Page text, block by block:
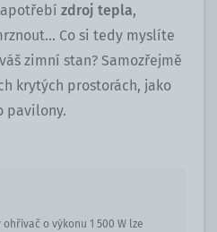
zdroj tepla,
Co si tedy myslíte
zimní stan? Samozřejmě
krytých prostorách, jako
pavilony.
o výkonu 1 500 W lze